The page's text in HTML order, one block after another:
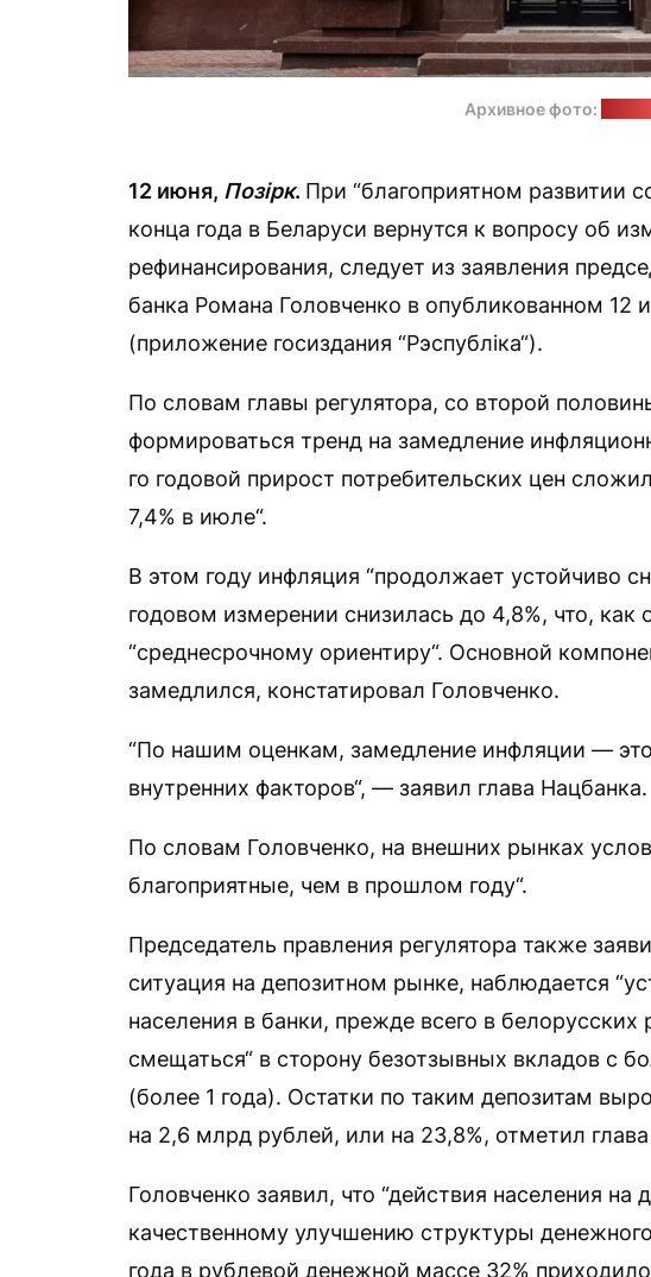
Архивное фото:
12 июня, Позірк. При “благоприятном развитии
конца года в Беларуси вернутся к вопросу об
рефинансирования, следует из заявления
банка Романа Головченко в опубликованном 12
(приложение госиздания “Рэспубліка“).
По словам главы регулятора, со второй
формироваться тренд на замедление
го годовой прирост потребительских цен
7,4% в июле“.
В этом году инфляция “продолжает устойчиво
годовом измерении снизилась до 4,8%, что, как
“среднесрочному ориентиру“. Основной
замедлился, констатировал Головченко.
“По нашим оценкам, замедление инфляции —
внутренних факторов“, — заявил глава Нацбанка.
По словам Головченко, на внешних рынках
благоприятные, чем в прошлом году“.
Председатель правления регулятора также
ситуация на депозитном рынке, наблюдается
населения в банки, прежде всего в
смещаться“ в сторону безотзывных вкладов с
(более 1 года). Остатки по таким депозитам
на 2,6 млрд рублей, или на 23,8%, отметил
Головченко заявил, что “действия населения
качественному улучшению структуры
года в рублевой денежной массе 32%